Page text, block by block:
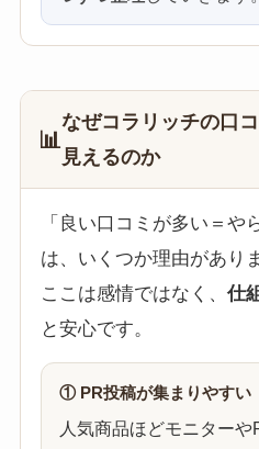
📊
なぜコラリッチの口
見えるのか
「良い口コミが多い＝や
は、いくつか理由があり
ここは感情ではなく、 仕
と安心です。
① PR投稿が集まりやすい
人気商品ほどモニターや